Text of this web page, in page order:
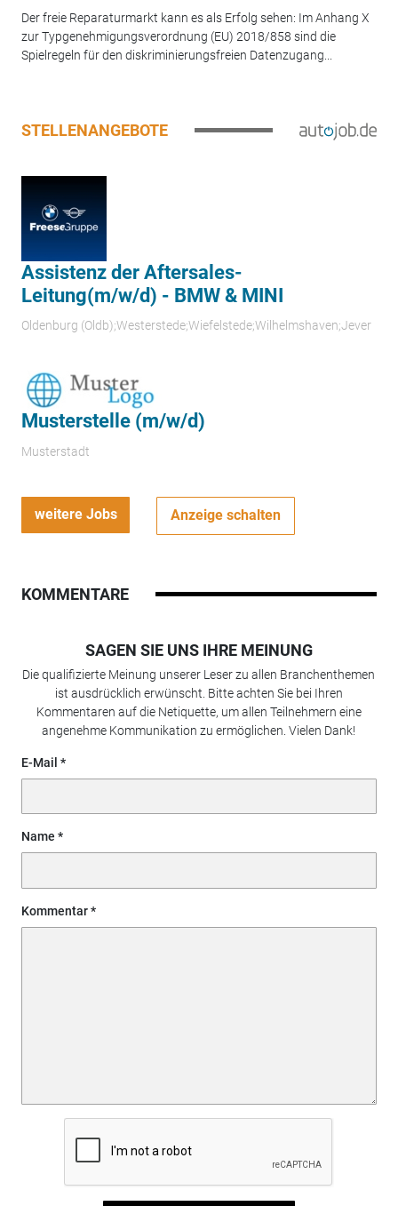
Der freie Reparaturmarkt kann es als Erfolg sehen: Im Anhang X
zur Typgenehmigungsverordnung (EU) 2018/858 sind die
Spielregeln für den diskriminierungsfreien Datenzugang...
STELLENANGEBOTE
Assistenz der Aftersales-
Leitung(m/w/d) - BMW & MINI
Oldenburg (Oldb);Westerstede;Wiefelstede;Wilhelmshaven;Jever
Musterstelle (m/w/d)
Musterstadt
weitere Jobs Anzeige schalten
KOMMENTARE
SAGEN SIE UNS IHRE MEINUNG
Die qualifizierte Meinung unserer Leser zu allen Branchenthemen
ist ausdrücklich erwünscht. Bitte achten Sie bei Ihren
Kommentaren auf die Netiquette, um allen Teilnehmern eine
angenehme Kommunikation zu ermöglichen. Vielen Dank!
E-Mail
Name
Kommentar